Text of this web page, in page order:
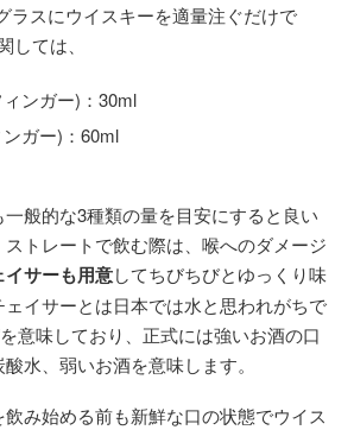
ラスにウイスキーを適量注ぐだけで
ては、
ンガー)：30ml
ガー)：60ml
般的な3種類の量を目安にすると良い
トレートで飲む際は、喉へのダメージ
イサーも用意してちびちびとゆっくり味
イサーとは日本では水と思われがちで
意味しており、正式には強いお酒の口
水、弱いお酒を意味します。
み始める前も新鮮な口の状態でウイス